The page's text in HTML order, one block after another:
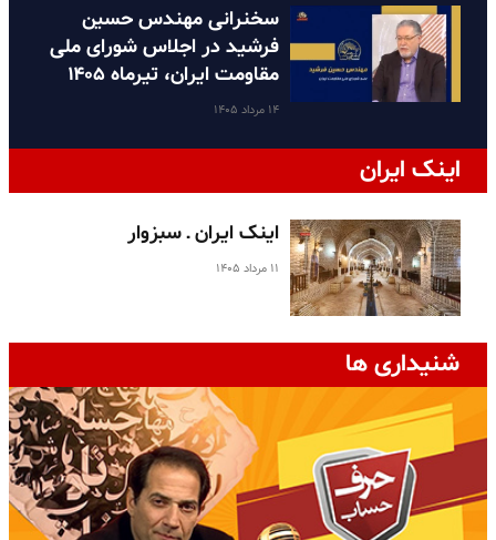
سخنرانی مهندس حسین
فرشید در اجلاس شورای ملی
مقاومت ایران، تیرماه ۱۴۰۵
۱۴ مرداد ۱۴۰۵
اینک ایران
اینک ایران ـ سبزوار
۱۱ مرداد ۱۴۰۵
شنیداری ها